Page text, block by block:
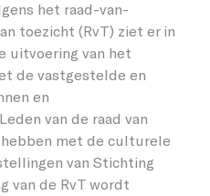
het raad-van-
toezicht (RvT) ziet er in
uitvoering van het
de vastgestelde en
en
van de raad van
met de culturele
van Stichting
van de RvT wordt